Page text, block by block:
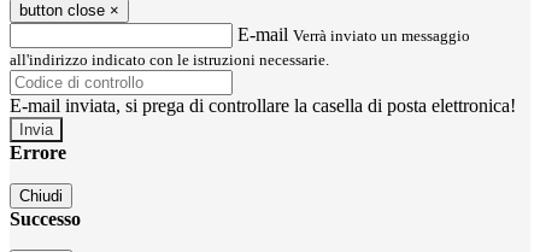
button close ×
E-mail Verrà inviato un messaggio
all'indirizzo indicato con le istruzioni necessarie.
E-mail inviata, si prega di controllare la casella di posta elettronica!
Errore
Chiudi
Successo